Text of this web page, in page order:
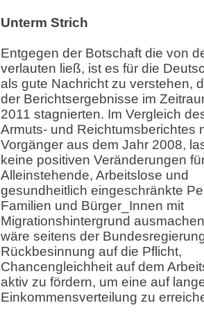
Unterm Strich
Entgegen der Botschaft die von
verlauten ließ, ist es für die
als gute Nachricht zu verstehen,
der Berichtsergebnisse im
2011 stagnierten. Im Vergleich
Armuts- und Reichtumsberichtes
Vorgänger aus dem Jahr 2008,
keine positiven Veränderungen
Alleinstehende, Arbeitslose und
gesundheitlich eingeschränkte
Familien und Bürger_Innen mit
Migrationshintergrund
wäre seitens der
Rückbesinnung auf die Pflicht,
Chancengleichheit auf dem
aktiv zu fördern, um eine auf
Einkommensverteilung zu